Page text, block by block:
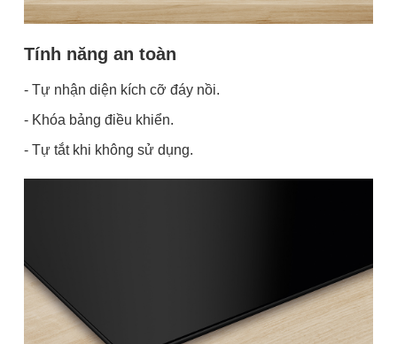
Tính năng an toàn
- Tự nhận diện kích cỡ đáy nồi.
- Khóa bảng điều khiển.
- Tự tắt khi không sử dụng.